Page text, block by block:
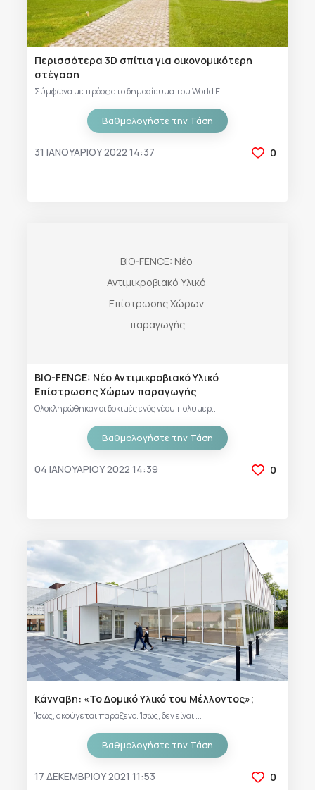
Περισσότερα 3D σπίτια για οικονομικότερη
στέγαση
Σύμφωνα με πρόσφατο δημοσίευμα του World E...
Βαθμολογήστε την Τάση
31 ΙΑΝΟΥΑΡΊΟΥ 2022 14:37 0
BIO-FENCE: Νέο Αντιμικροβιακό Υλικό
Επίστρωσης Χώρων παραγωγής
Ολοκληρώθηκαν οι δοκιμές ενός νέου πολυμερ...
Βαθμολογήστε την Τάση
04 ΙΑΝΟΥΑΡΊΟΥ 2022 14:39 0
Κάνναβη: «Το Δομικό Υλικό του Μέλλοντος»;
Ίσως, ακούγεται παράξενο. Ίσως, δεν είναι ...
Βαθμολογήστε την Τάση
17 ΔΕΚΕΜΒΡΊΟΥ 2021 11:53 0